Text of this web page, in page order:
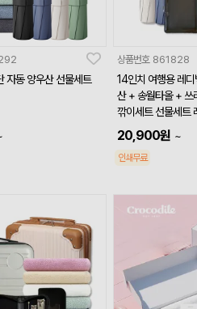
자동 양우산 선물세트
상품번호 861828
14인치 여행용 레
산 + 송월타올 + 쓰
깎이세트 선물세트
20,900원 ~
인쇄무료